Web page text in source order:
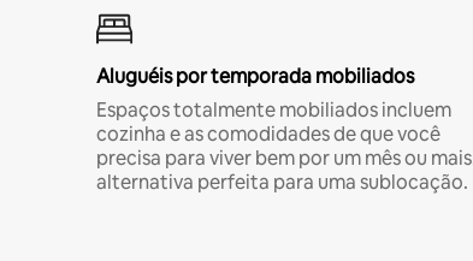
Aluguéis por temporada mobiliados
Espaços totalmente mobiliados incluem
cozinha e as comodidades de que você
precisa para viver bem por um mês ou
alternativa perfeita para uma sublocação.